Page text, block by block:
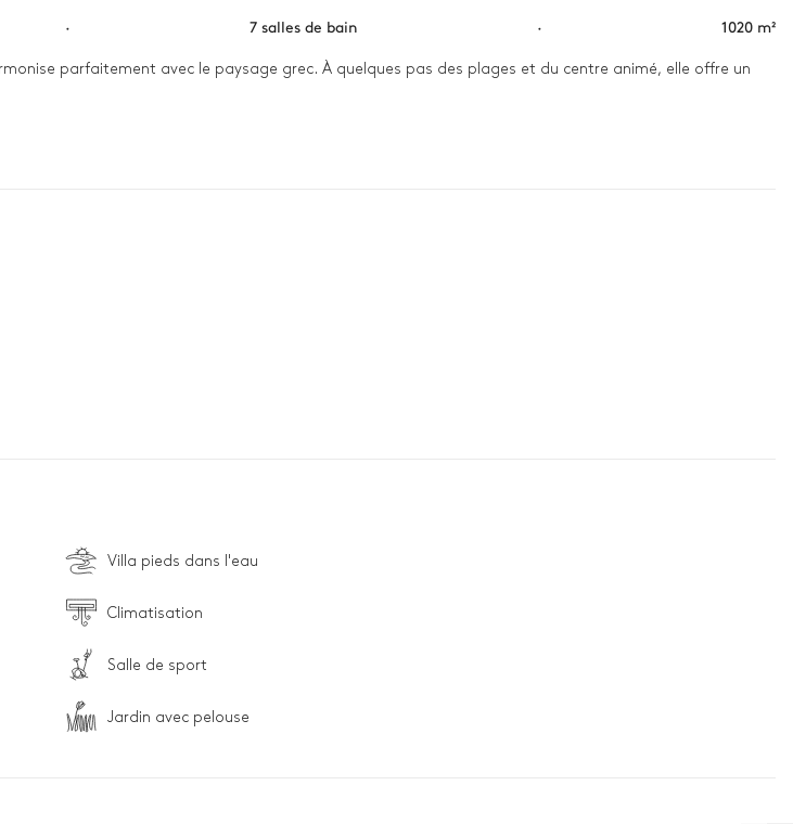
· 7 salles de bain · 1020 m²
parfaitement avec le paysage grec. À quelques pas des plages et du centre animé, elle offre un
pins. Après une baignade rafraîchissante, partez explorer les ruelles de Porto Heli ou détendez-vous au
Villa pieds dans l'eau
Climatisation
Salle de sport
Jardin avec pelouse